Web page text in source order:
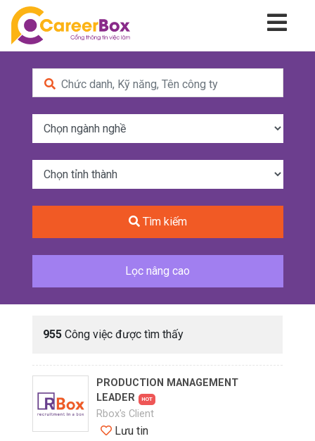
Tìm kiếm
Lọc nâng cao
955 Công việc được tìm thấy
PRODUCTION MANAGEMENT
LEADER
HOT
Rbox's Client
Lưu tin